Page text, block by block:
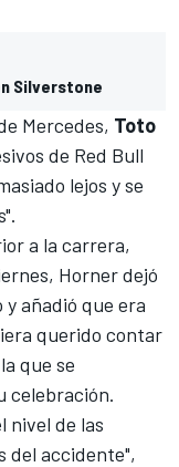
Silverstone
Mercedes, Toto
de Red Bull
lejos y se
a la carrera,
Horner dejó
añadió que era
querido contar
que se
celebración.
nivel de las
del accidente",